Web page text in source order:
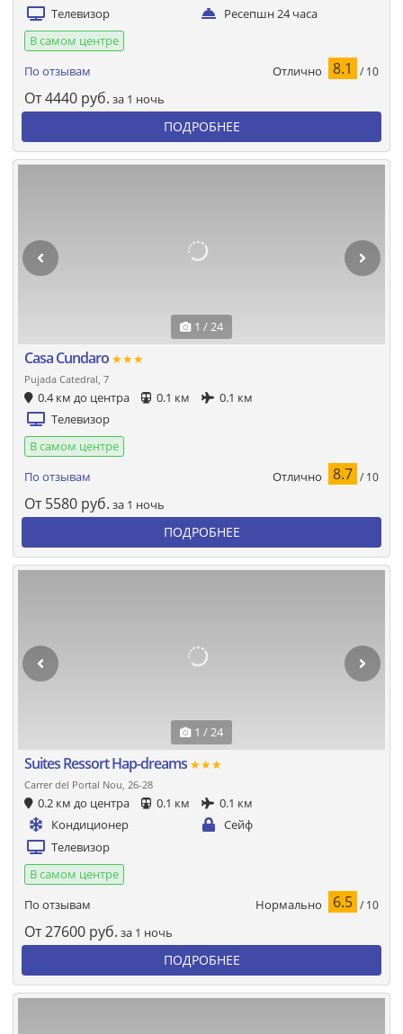
Телевизор
Ресепшн 24 часа
В самом центре
По отзывам
Отлично 8.1 / 10
От4440 руб. за 1 ночь
ПОДРОБНЕЕ
1 / 24
Casa Cundaro ★★★
Pujada Catedral, 7
0.4 км до центра 0.1 км
0.1 км
Телевизор
В самом центре
По отзывам
Отлично 8.7 / 10
От 5580 руб. за 1 ночь
ПОДРОБНЕЕ
1 / 24
Suites Ressort Hap-dreams ★★★
Carrer del Portal Nou, 26-28
0.2 км до центра 0.1 км
0.1 км
Кондиционер
Сейф
Телевизор
В самом центре
По отзывам
Нормально 6.5 / 10
От27600 руб. за 1 ночь
ПОДРОБНЕЕ